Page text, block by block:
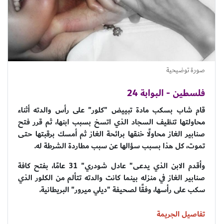
صورة توضيحية
فلسطين - البوابة 24
قام شاب بسكب مادة تبييض "كلور" على رأس والدته أثناء
محاولتها تنظيف السجاد الذي اتسخ بسبب ابنها، ثم قرر فتح
صنابير الغاز محاولًا خنقها برائحة الغاز ثم أمسك برقبتها حتى
تموت، كل هذا بسبب سؤالها عن سبب مطاردة الشرطة له.
وأقدم الابن الذي يدعى" عادل شودري" 31 عامًا، بفتح كافة
صنابير الغاز في منزله بينما كانت والدته تتألم من الكلور الذي
سكب على رأسها، وفقًا لصحيفة "ديلي ميرور" البريطانية.
تفاصيل الجريمة